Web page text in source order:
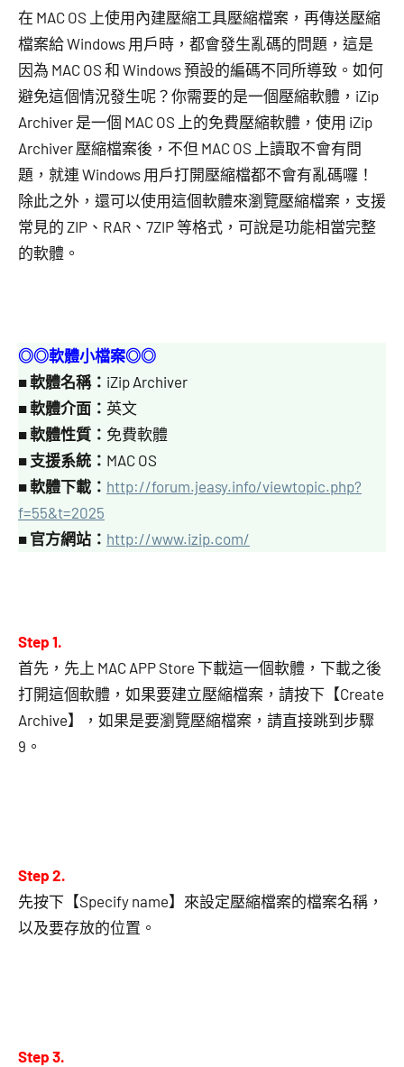
芋
在 MAC OS 上使用內建壓縮工具壓縮檔案，再傳送壓縮
檔案給 Windows 用戶時，都會發生亂碼的問題，這是
因為 MAC OS 和 Windows 預設的編碼不同所導致。如何
避免這個情況發生呢？你需要的是一個壓縮軟體，iZip
Archiver 是一個 MAC OS 上的免費壓縮軟體，使用 iZip
Archiver 壓縮檔案後，不但 MAC OS 上讀取不會有問
題，就連 Windows 用戶打開壓縮檔都不會有亂碼囉！
除此之外，還可以使用這個軟體來瀏覽壓縮檔案，支援
常見的 ZIP、RAR、7ZIP 等格式，可說是功能相當完整
的軟體。
◎◎軟體小檔案◎◎
■軟體名稱： iZip Archiver
■軟體介面： 英文
■軟體性質： 免費軟體
■ 支援系統： MAC OS
■軟體下載： http://forum.jeasy.info/viewtopic.php?
f=55&t=2025
■ 官方網站： http://www.izip.com/
Step 1.
首先，先上 MAC APP Store 下載這一個軟體，下載之後
打開這個軟體，如果要建立壓縮檔案，請按下【Create
Archive】，如果是要瀏覽壓縮檔案，請直接跳到步驟
9。
Step 2.
先按下【Specify name】來設定壓縮檔案的檔案名稱，
以及要存放的位置。
Step 3.